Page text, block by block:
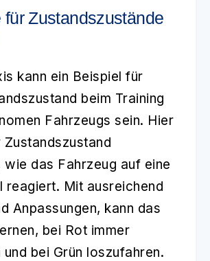
für Zustandszustände
kann ein Beispiel für
beim Training
Fahrzeugs sein. Hier
wie das Fahrzeug auf eine
reagiert. Mit ausreichend
Anpassungen, kann das
bei Rot immer
und bei Grün loszufahren.